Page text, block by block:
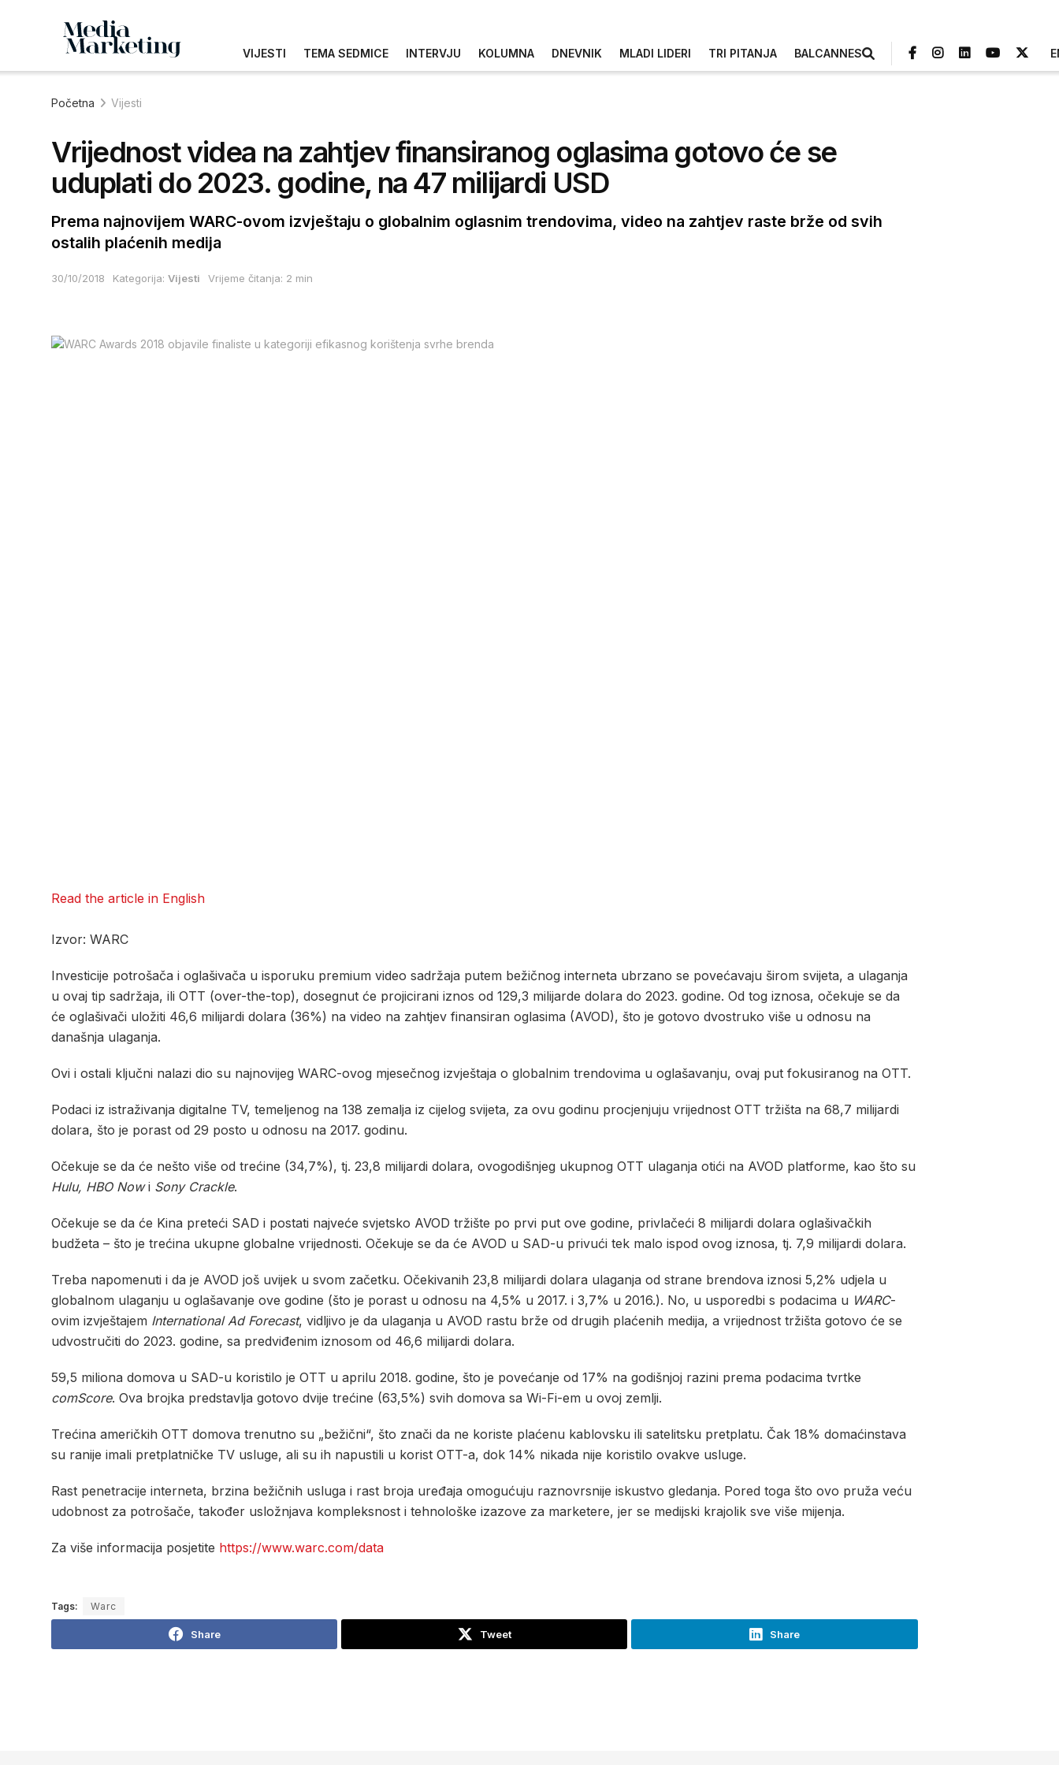
VIJESTI TEMA SEDMICE INTERVJU KOLUMNA DNEVNIK MLADI LIDERI TRI PITANJA BALCANNES
Početna Vijesti
Vrijednost videa na zahtjev finansiranog oglasima gotovo će se
uduplati do 2023. godine, na 47 milijardi USD
Prema najnovijem WARC-ovom izvještaju o globalnim oglasnim trendovima, video na zahtjev raste brže od svih
ostalih plaćenih medija
30/10/2018 Kategorija: Vijesti Vrijeme čitanja: 2 min
Read the article in English
Izvor: WARC
Investicije potrošača i oglašivača u isporuku premium video sadržaja putem bežičnog interneta ubrzano se povećavaju širom svijeta, a ulaganja
u ovaj tip sadržaja, ili OTT (over-the-top), dosegnut će projicirani iznos od 129,3 milijarde dolara do 2023. godine. Od tog iznosa, očekuje se da
će oglašivači uložiti 46,6 milijardi dolara (36%) na video na zahtjev finansiran oglasima (AVOD), što je gotovo dvostruko više u odnosu na
današnja ulaganja.
Ovi i ostali ključni nalazi dio su najnovijeg WARC-ovog mjesečnog izvještaja o globalnim trendovima u oglašavanju, ovaj put fokusiranog na OTT.
Podaci iz istraživanja digitalne TV, temeljenog na 138 zemalja iz cijelog svijeta, za ovu godinu procjenjuju vrijednost OTT tržišta na 68,7 milijardi
dolara, što je porast od 29 posto u odnosu na 2017. godinu.
Očekuje se da će nešto više od trećine (34,7%), tj. 23,8 milijardi dolara, ovogodišnjeg ukupnog OTT ulaganja otići na AVOD platforme, kao što su
Hulu, HBO Nowi Sony Crackle.
Očekuje se da će Kina preteći SAD i postati najveće svjetsko AVOD tržište po prvi put ove godine, privlačeći 8 milijardi dolara oglašivačkih
budžeta – što je trećina ukupne globalne vrijednosti. Očekuje se da će AVOD u SAD-u privući tek malo ispod ovog iznosa, tj. 7,9 milijardi dolara.
Treba napomenuti i da je AVOD još uvijek u svom začetku. Očekivanih 23,8 milijardi dolara ulaganja od strane brendova iznosi 5,2% udjela u
globalnom ulaganju u oglašavanje ove godine (što je porast u odnosu na 4,5% u 2017. i 3,7% u 2016.). No, u usporedbi s podacima u WARC-
ovim izvještajem International Ad Forecast, vidljivo je da ulaganja u AVOD rastu brže od drugih plaćenih medija, a vrijednost tržišta gotovo će se
udvostručiti do 2023. godine, sa predviđenim iznosom od 46,6 milijardi dolara.
59,5 miliona domova u SAD-u koristilo je OTT u aprilu 2018. godine, što je povećanje od 17% na godišnjoj razini prema podacima tvrtke
comScore. Ova brojka predstavlja gotovo dvije trećine (63,5%) svih domova sa Wi-Fi-em u ovoj zemlji.
Trećina američkih OTT domova trenutno su „bežični“, što znači da ne koriste plaćenu kablovsku ili satelitsku pretplatu. Čak 18% domaćinstava
su ranije imali pretplatničke TV usluge, ali su ih napustili u korist OTT-a, dok 14% nikada nije koristilo ovakve usluge.
Rast penetracije interneta, brzina bežičnih usluga i rast broja uređaja omogućuju raznovrsnije iskustvo gledanja. Pored toga što ovo pruža veću
udobnost za potrošače, također usložnjava kompleksnost i tehnološke izazove za marketere, jer se medijski krajolik sve više mijenja.
Za više informacija posjetite https://www.warc.com/data
Tags: Warc
Share Tweet Share